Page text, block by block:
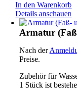
In den Warenkorb
Details anschauen
Armatur
Nach der
Preise.
Zubehör für
1 Stück ist